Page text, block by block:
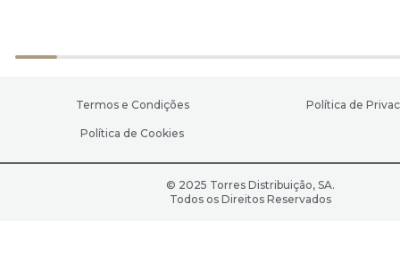
Termos e Condições Política de
Política de Cookies
© 2025 Torres Distribuição, SA.
Todos os Direitos Reservados